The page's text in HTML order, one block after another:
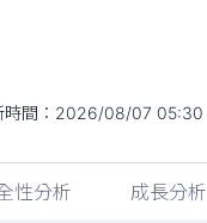
間： 2026/08/07 05:30
性分析 成長分析